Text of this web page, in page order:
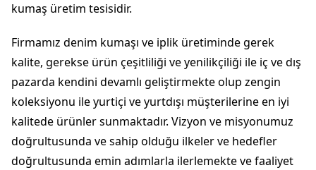
kumaş üretim tesisidir.
Firmamız denim kumaşı ve iplik üretiminde gerek
kalite, gerekse ürün çeşitliliği ve yenilikçiliği ile iç ve dış
pazarda kendini devamlı geliştirmekte olup zengin
koleksiyonu ile yurtiçi ve yurtdışı müşterilerine en iyi
kalitede ürünler sunmaktadır. Vizyon ve misyonumuz
doğrultusunda ve sahip olduğu ilkeler ve hedefler
doğrultusunda emin adımlarla ilerlemekte ve faaliyet